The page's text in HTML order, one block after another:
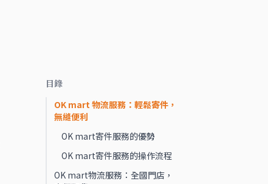
目錄
OK mart 物流服務：輕鬆寄件，
無縫便利
OK mart寄件服務的優勢
OK mart寄件服務的操作流程
OK mart物流服務：全國門店，